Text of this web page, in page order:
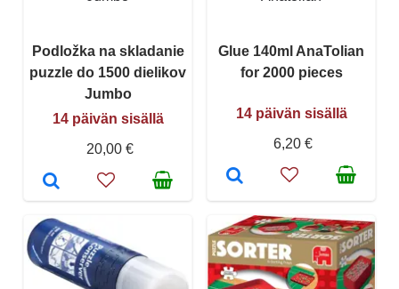
Podložka na skladanie
puzzle do 1500 dielikov
Jumbo
14 päivän sisällä
20,00 €
Glue 140ml AnaTolian
for 2000 pieces
14 päivän sisällä
6,20 €